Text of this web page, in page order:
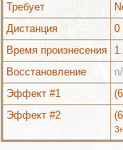
Требует
Дистанция
0
Время произнесения
Восстановление
Эффект #1
Эффект #2
Можно выучить (2)
Можно выучить (2)